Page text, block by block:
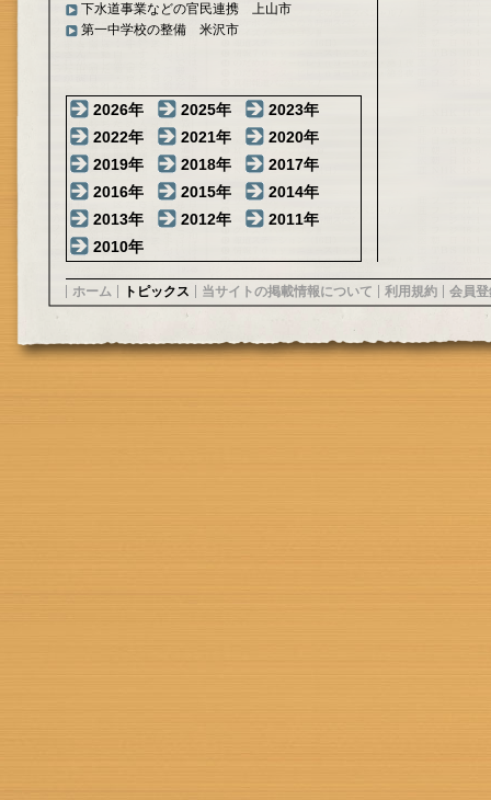
下水道事業などの官民連携 上山市
第一中学校の整備 米沢市
2026年 2025年
2023年
2022年
2021年
2020年
2019年
2018年
2017年
2016年
2015年
2014年
2013年
2012年
2011年
2010年
ホーム トピックス 当サイトの掲載情報について 利用規約 会員